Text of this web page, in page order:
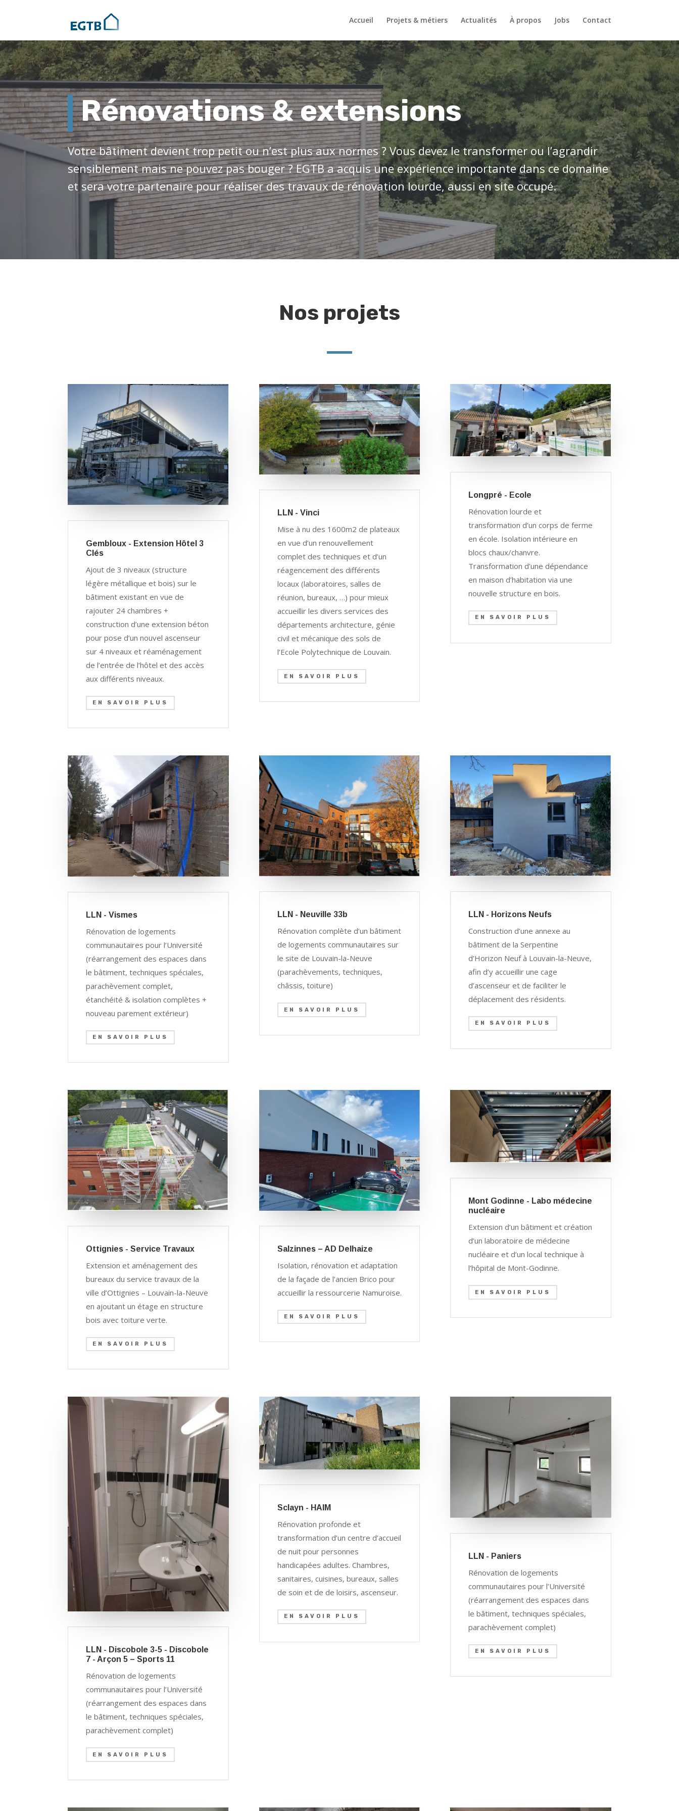
Accueil Projets & métiers Actualités À propos Jobs Contact
Rénovations & extensions
Votre bâtiment devient trop petit ou n’est plus aux normes ? Vous devez le transformer ou l’agrandir
sensiblement mais ne pouvez pas bouger ? EGTB a acquis une expérience importante dans ce domaine
et sera votre partenaire pour réaliser des travaux de rénovation lourde, aussi en site occupé.
Nos projets
Gembloux - Extension Hôtel 3
Clés
Ajout de 3 niveaux (structure
légère métallique et bois) sur le
bâtiment existant en vue de
rajouter 24 chambres +
construction d’une extension béton
pour pose d’un nouvel ascenseur
sur 4 niveaux et réaménagement
de l’entrée de l’hôtel et des accès
aux différents niveaux.
EN SAVOIR PLUS
LLN - Vinci
Mise à nu des 1600m2 de plateaux
en vue d’un renouvellement
complet des techniques et d’un
réagencement des différents
locaux (laboratoires, salles de
réunion, bureaux, …) pour mieux
accueillir les divers services des
départements architecture, génie
civil et mécanique des sols de
l’Ecole Polytechnique de Louvain.
EN SAVOIR PLUS
Longpré - Ecole
Rénovation lourde et
transformation d’un corps de ferme
en école. Isolation intérieure en
blocs chaux/chanvre.
Transformation d’une dépendance
en maison d’habitation via une
nouvelle structure en bois.
EN SAVOIR PLUS
LLN - Vismes
Rénovation de logements
communautaires pour l’Université
(réarrangement des espaces dans
le bâtiment, techniques spéciales,
parachèvement complet,
étanchéité & isolation complètes +
nouveau parement extérieur)
EN SAVOIR PLUS
LLN - Neuville 33b
Rénovation complète d’un bâtiment
de logements communautaires sur
le site de Louvain-la-Neuve
(parachèvements, techniques,
châssis, toiture)
EN SAVOIR PLUS
LLN - Horizons Neufs
Construction d’une annexe au
bâtiment de la Serpentine
d’Horizon Neuf à Louvain-la-Neuve,
afin d’y accueillir une cage
d’ascenseur et de faciliter le
déplacement des résidents.
EN SAVOIR PLUS
Ottignies - Service Travaux
Extension et aménagement des
bureaux du service travaux de la
ville d’Ottignies – Louvain-la-Neuve
en ajoutant un étage en structure
bois avec toiture verte.
EN SAVOIR PLUS
Salzinnes – AD Delhaize
Isolation, rénovation et adaptation
de la façade de l’ancien Brico pour
accueillir la ressourcerie Namuroise.
EN SAVOIR PLUS
Mont Godinne - Labo médecine
nucléaire
Extension d’un bâtiment et création
d’un laboratoire de médecine
nucléaire et d’un local technique à
l’hôpital de Mont-Godinne.
EN SAVOIR PLUS
LLN - Discobole 3-5 - Discobole
7 - Arçon 5 – Sports 11
Rénovation de logements
communautaires pour l’Université
(réarrangement des espaces dans
le bâtiment, techniques spéciales,
parachèvement complet)
EN SAVOIR PLUS
Sclayn - HAIM
Rénovation profonde et
transformation d’un centre d’accueil
de nuit pour personnes
handicapées adultes. Chambres,
sanitaires, cuisines, bureaux, salles
de soin et de de loisirs, ascenseur.
EN SAVOIR PLUS
LLN - Paniers
Rénovation de logements
communautaires pour l’Université
(réarrangement des espaces dans
le bâtiment, techniques spéciales,
parachèvement complet)
EN SAVOIR PLUS